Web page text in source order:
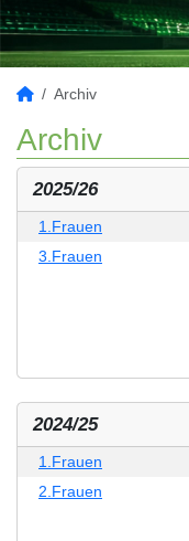
Archiv
Archiv
2025/26
1.Frauen
3.Frauen
2024/25
1.Frauen
2.Frauen